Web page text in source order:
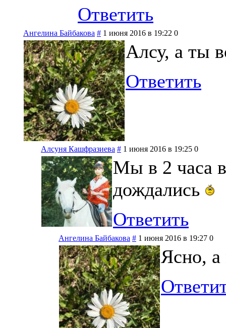
Ответить
Ангелина Байбакова # 1 июня 2016 в 19:22 0
Алсу, а ты
Ответить
Алсуня Кашфразиева # 1 июня 2016 в 19:25 0
Мы в 2 часа
дождались
Ответить
Ангелина Байбакова # 1 июня 2016 в 19:27 0
Ясно,